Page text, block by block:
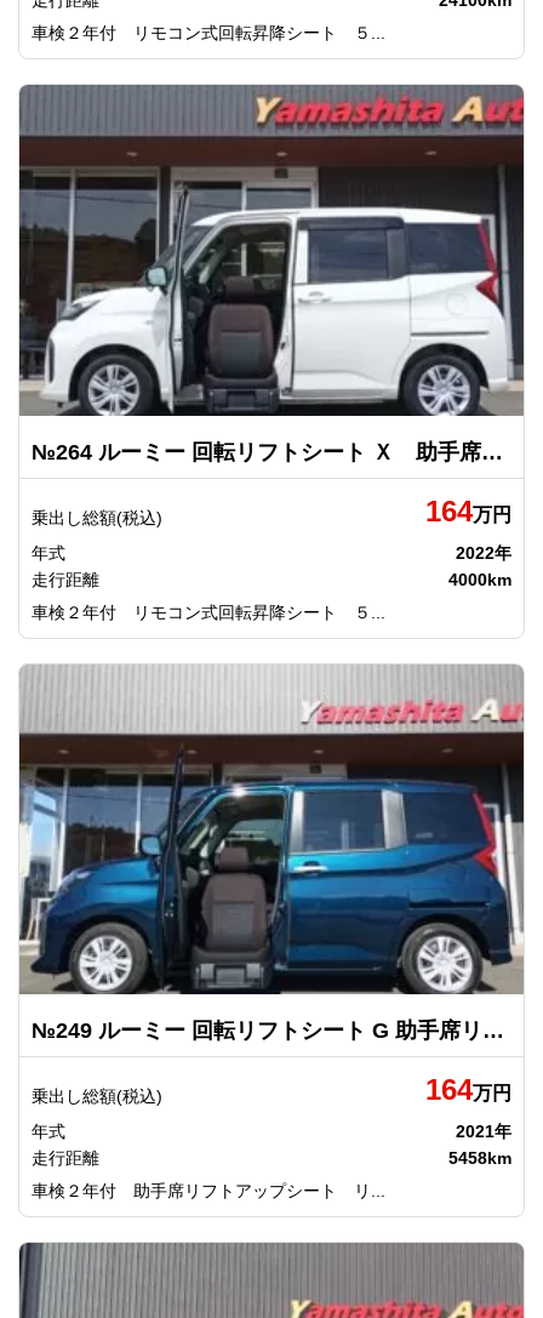
車検２年付 リモコン式回転昇降シート ５...
№264 ルーミー 回転リフトシート Ｘ 助手席リフトアップシート車 Ａタイプ トヨタ
乗出し総額(税込) 164万円
年式
2022年
走行距離
4000km
車検２年付 リモコン式回転昇降シート ５...
№249 ルーミー 回転リフトシート G 助手席リフトアップシート トヨタ
乗出し総額(税込) 164万円
年式
2021年
走行距離
5458km
車検２年付 助手席リフトアップシート リ...